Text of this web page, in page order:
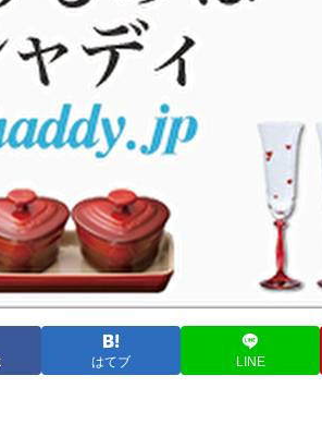
はてブ LINE